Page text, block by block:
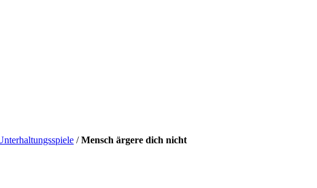
/Mensch ärgere dich nicht